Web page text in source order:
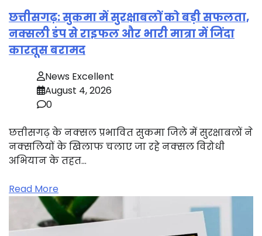
छत्तीसगढ़: सुकमा में सुरक्षाबलों को बड़ी सफलता,
नक्सली डंप से राइफल और भारी मात्रा में जिंदा
कारतूस बरामद
News Excellent
August 4, 2026
0
छत्तीसगढ़ के नक्सल प्रभावित सुकमा जिले में सुरक्षाबलों ने
नक्सलियों के खिलाफ चलाए जा रहे नक्सल विरोधी
अभियान के तहत…
Read More